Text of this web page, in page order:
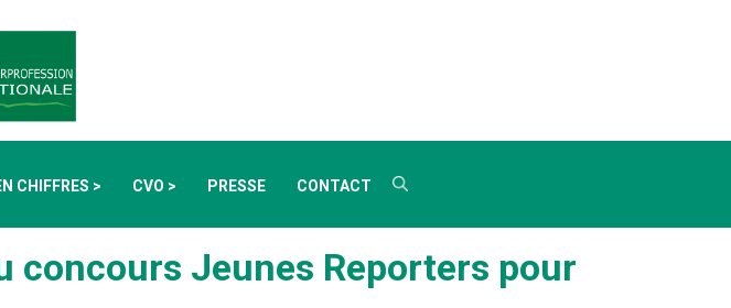
CHIFFRES > CVO > PRESSE CONTACT
concours Jeunes Reporters pour